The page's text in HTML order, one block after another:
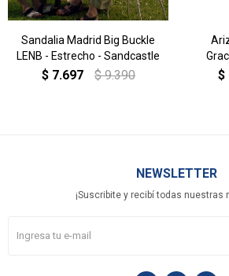
Sandalia Madrid Big Buckle
LENB - Estrecho - Sandcastle
$ 7.697 $ 9.390 $
NEWSLETTER
¡Suscribite y recibí todas nuestras